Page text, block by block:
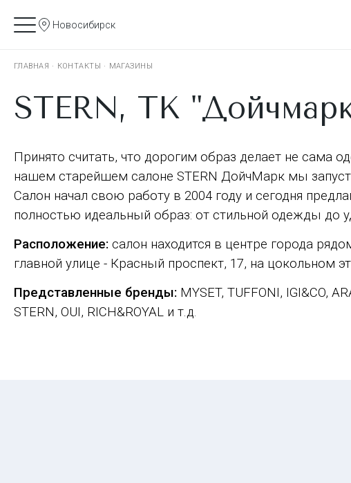
Новосибирск
ГЛАВНАЯ · КОНТАКТЫ · МАГАЗИНЫ
STERN, ТК
Принято считать, что дорогим образ делает не сама
нашем старейшем салоне STERN ДойчМарк мы
Салон начал свою работу в 2004 году и сегодня
полностью идеальный образ: от стильной одежды до
Расположение: салон находится в центре города
главной улице - Красный проспект, 17, на цокольном
Представленные бренды: MYSET, TUFFONI, IGI&CO,
STERN, OUI, RICH&ROYAL и т.д.